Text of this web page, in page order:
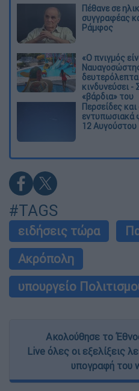
Πέθανε σε
συγγραφέας
Ράμφος
«Ο πνιγμός
δευτερόλεπτα
κινδυνεύσει -
«βάρδια» του
Περσείδες
εντυπωσιακά
12 Αυγούστου
#TAGS
ειδήσεις τώρα
Ακρόπολη
υπουργείο
Ακολούθησε το
Live όλες οι εξελίξεις
υπογραφή του